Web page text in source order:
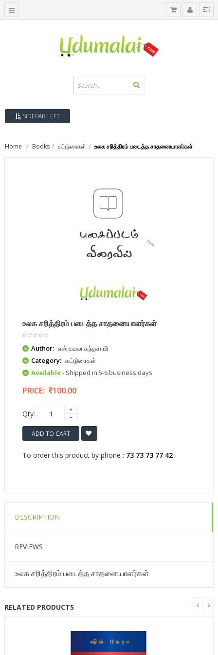
SIDEBAR LEFT
Home Books கட்டுரைகள் உலக சரித்திரம் படைத்த சாதனையாளர்கள்
உலக சரித்திரம் படைத்த சாதனையாளர்கள்
Author: எஸ்.கமலாகந்தசாமி
Category: கட்டுரைகள்
Available- Shipped in 5-6 business days
PRICE: 100.00
Qty:
ADD TO CART
To order this product by phone : 73 73 73 77 42
DESCRIPTION
REVIEWS
உலக சரித்திரம் படைத்த சாதனையாளர்கள்
RELATED PRODUCTS